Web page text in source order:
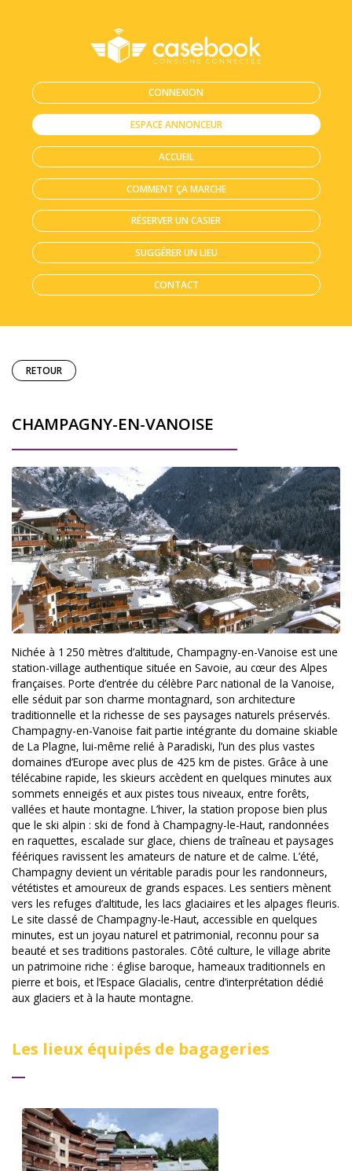
CONNEXION
ESPACE ANNONCEUR
ACCUEIL
COMMENT ÇA MARCHE
RÉSERVER UN CASIER
SUGGÉRER UN LIEU
CONTACT
RETOUR
CHAMPAGNY-EN-VANOISE
Nichée à 1 250 mètres d’altitude, Champagny-en-Vanoise est une
station-village authentique située en Savoie, au cœur des Alpes
françaises. Porte d’entrée du célèbre Parc national de la Vanoise,
elle séduit par son charme montagnard, son architecture
traditionnelle et la richesse de ses paysages naturels préservés.
Champagny-en-Vanoise fait partie intégrante du domaine skiable
de La Plagne, lui-même relié à Paradiski, l’un des plus vastes
domaines d’Europe avec plus de 425 km de pistes. Grâce à une
télécabine rapide, les skieurs accèdent en quelques minutes aux
sommets enneigés et aux pistes tous niveaux, entre forêts,
vallées et haute montagne. L’hiver, la station propose bien plus
que le ski alpin : ski de fond à Champagny-le-Haut, randonnées
en raquettes, escalade sur glace, chiens de traîneau et paysages
féériques ravissent les amateurs de nature et de calme. L’été,
Champagny devient un véritable paradis pour les randonneurs,
vététistes et amoureux de grands espaces. Les sentiers mènent
vers les refuges d’altitude, les lacs glaciaires et les alpages fleuris.
Le site classé de Champagny-le-Haut, accessible en quelques
minutes, est un joyau naturel et patrimonial, reconnu pour sa
beauté et ses traditions pastorales. Côté culture, le village abrite
un patrimoine riche : église baroque, hameaux traditionnels en
pierre et bois, et l’Espace Glacialis, centre d’interprétation dédié
aux glaciers et à la haute montagne.
Les lieux équipés de bagageries